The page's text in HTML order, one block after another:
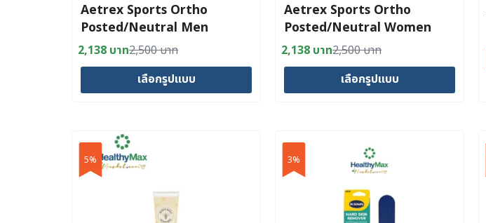
page
page
Aetrex Sports Ortho
Posted/Neutral Men
2,500บาท
Original
price
was:
2,138 บาท
Current
price
is:
เลือกรูปแบบ
has
multiple
variants.
Aetrex Sports Ortho
Posted/Neutral Women
2,500บาท
Original
price
was:
2,138 บาท
Current
price
is:
เลือกรูปแบบ
has
multiple
variants.
5% 3%